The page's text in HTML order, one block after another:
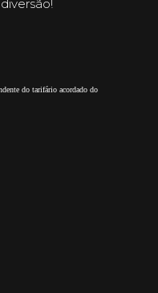
do tarifário acordado do